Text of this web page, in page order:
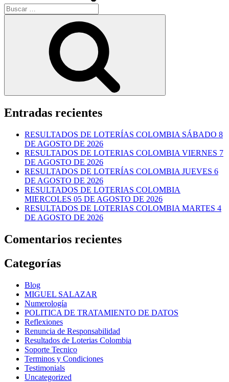
Buscar
por:
Entradas recientes
RESULTADOS DE LOTERÍAS COLOMBIA SÁBADO 8
DE AGOSTO DE 2026
RESULTADOS DE LOTERIAS COLOMBIA VIERNES 7
DE AGOSTO DE 2026
RESULTADOS DE LOTERÍAS COLOMBIA JUEVES 6
DE AGOSTO DE 2026
RESULTADOS DE LOTERIAS COLOMBIA
MIERCOLES 05 DE AGOSTO DE 2026
RESULTADOS DE LOTERIAS COLOMBIA MARTES 4
DE AGOSTO DE 2026
Comentarios recientes
Categorías
Blog
MIGUEL SALAZAR
Numerología
POLITICA DE TRATAMIENTO DE DATOS
Reflexiones
Renuncia de Responsabilidad
Resultados de Loterias Colombia
Soporte Tecnico
Terminos y Condiciones
Testimonials
Uncategorized